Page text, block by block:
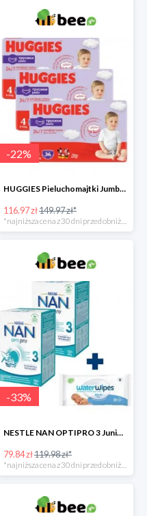
-22%
HUGGIES Pieluchomajtki Jumbo 4 3x36szt.
116.97 zł149.97 zł*
*najniższa cena z 30 dni przed obniżką
-33%
NESTLE NAN OPTIPRO 3 Junior + Waterwipes Chusteczki nawilżane gratis
79.84 zł119.98 zł*